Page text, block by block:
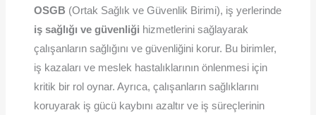
OSGB (Ortak Sağlık ve Güvenlik Birimi), iş yerlerinde
iş sağlığı ve güvenliği hizmetlerini sağlayarak
çalışanların sağlığını ve güvenliğini korur. Bu birimler,
iş kazaları ve meslek hastalıklarının önlenmesi için
kritik bir rol oynar. Ayrıca, çalışanların sağlıklarını
koruyarak iş gücü kaybını azaltır ve iş süreçlerinin